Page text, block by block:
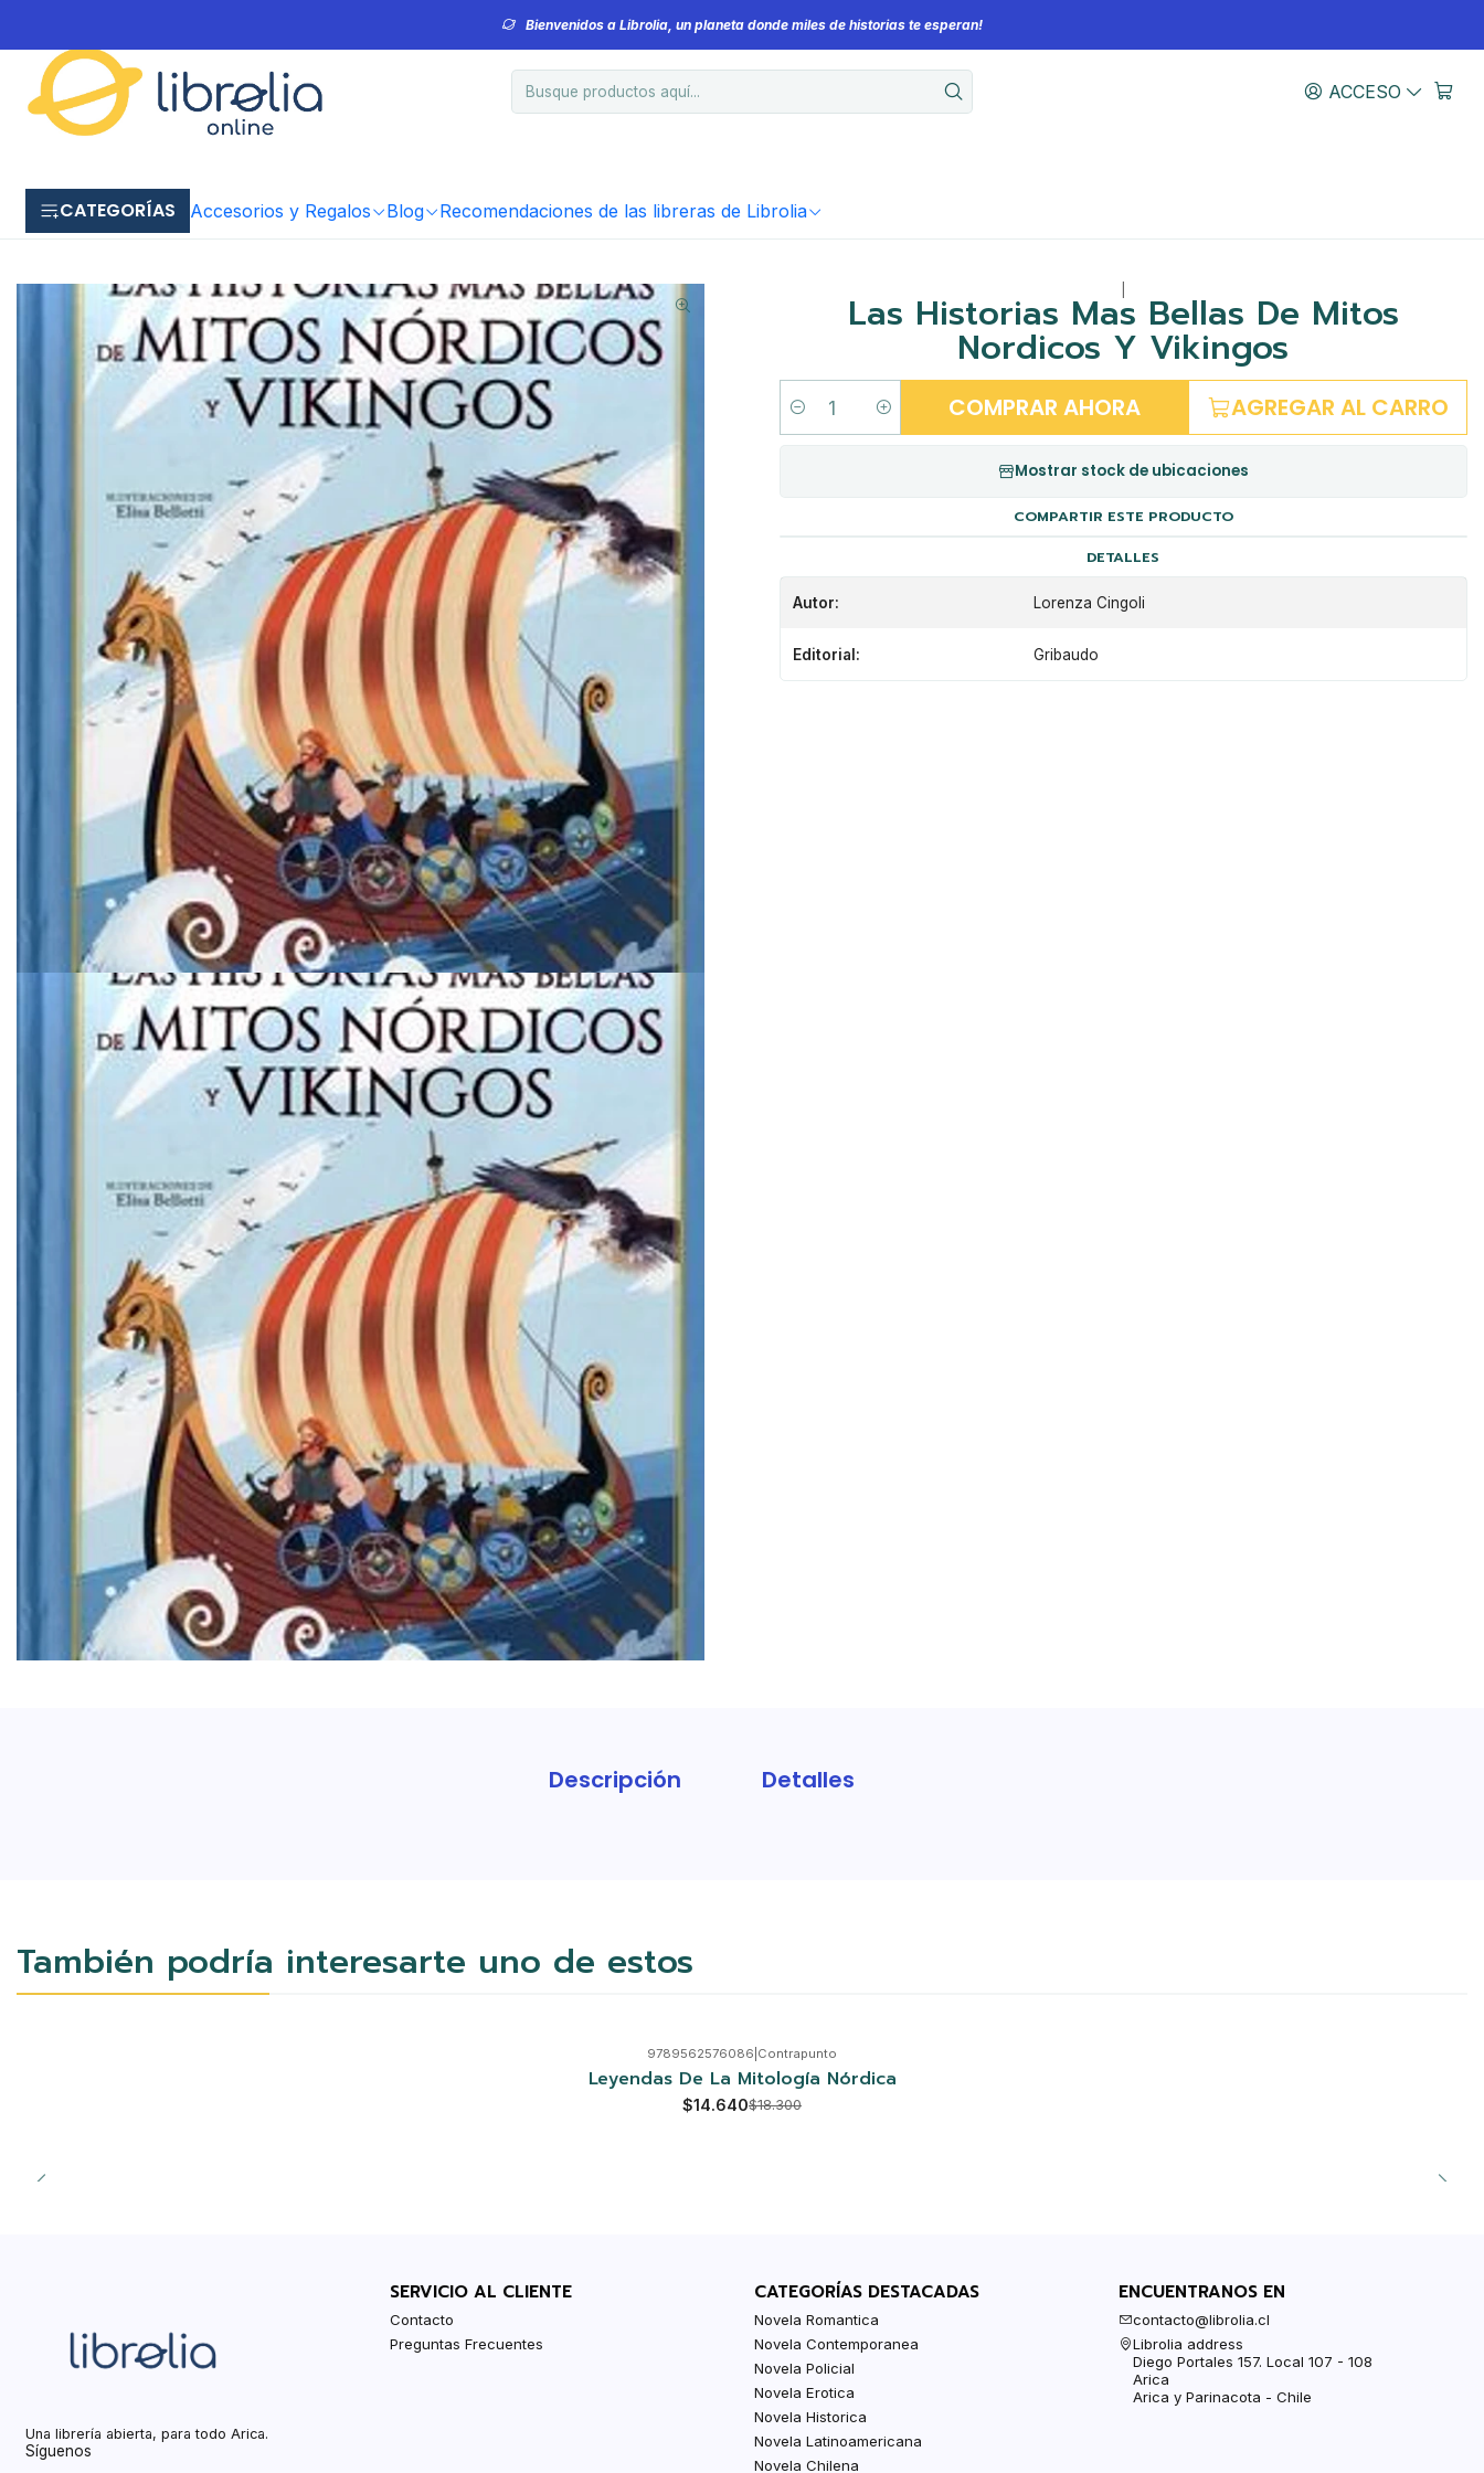
ACCESO
CATEGORÍAS Accesorios y Regalos Blog Recomendaciones de las libreras de Librolia
Bienvenidos a Librolia, un planeta donde miles de historias te esperan!
Las Historias Mas Bellas De Mitos
Nordicos Y Vikingos
Cantidad AGREGAR AL CARRO
COMPRAR AHORA
Mostrar stock de ubicaciones
COMPARTIR ESTE PRODUCTO
DETALLES
Autor: Lorenza Cingoli
Editorial: Gribaudo
Descripción Detalles
También podría interesarte uno de estos
9789562576086 Contrapunto
Leyendas De La Mitología Nórdica
$14.640$18.300
Una librería abierta, para todo Arica.
Síguenos
SERVICIO AL CLIENTE
Contacto
Preguntas Frecuentes
CATEGORÍAS DESTACADAS
Novela Romantica
Novela Contemporanea
Novela Policial
Novela Erotica
Novela Historica
Novela Latinoamericana
Novela Chilena
ENCUENTRANOS EN
contacto@librolia.cl
Librolia address
Diego Portales 157. Local 107 - 108
Arica
Arica y Parinacota - Chile